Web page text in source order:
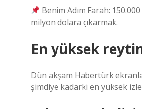
Benim Adım Farah:
milyon dolara çıkarmak.
En yüksek
Dün akşam Habertürk
şimdiye kadarki en yüksek